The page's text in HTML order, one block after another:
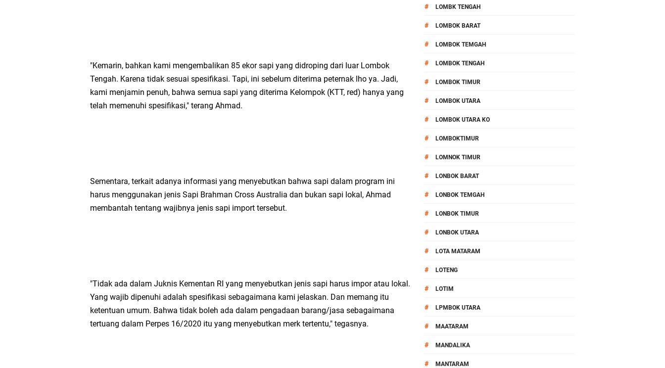
"Kemarin, bahkan kami mengembalikan 85 ekor sapi yang didroping dari luar Lombok
Tengah. Karena tidak sesuai spesifikasi. Tapi, ini sebelum diterima peternak lho ya. Jadi,
kami menjamin penuh, bahwa semua sapi yang diterima Kelompok (KTT, red) hanya yang
telah memenuhi spesifikasi," terang Ahmad.
Sementara, terkait adanya informasi yang menyebutkan bahwa sapi dalam program ini
harus menggunakan jenis Sapi Brahman Cross Australia dan bukan sapi lokal, Ahmad
membantah tentang wajibnya jenis sapi import tersebut.
"Tidak ada dalam Juknis Kementan RI yang menyebutkan jenis sapi harus impor atau lokal.
Yang wajib dipenuhi adalah spesifikasi sebagaimana kami jelaskan. Dan memang itu
ketentuan umum. Bahwa tidak boleh ada dalam pengadaan barang/jasa sebagaimana
tertuang dalam Perpes 16/2020 itu yang menyebutkan merk tertentu," tegasnya.
# LOMBK TENGAH
# LOMBOK BARAT
# LOMBOK TEMGAH
# LOMBOK TENGAH
# LOMBOK TIMUR
# LOMBOK UTARA
# LOMBOK UTARA KO
# LOMBOKTIMUR
# LOMNOK TIMUR
# LONBOK BARAT
# LONBOK TEMGAH
# LONBOK TIMUR
# LONBOK UTARA
# LOTA MATARAM
# LOTENG
# LOTIM
# LPMBOK UTARA
# MAATARAM
# MANDALIKA
# MANTARAM